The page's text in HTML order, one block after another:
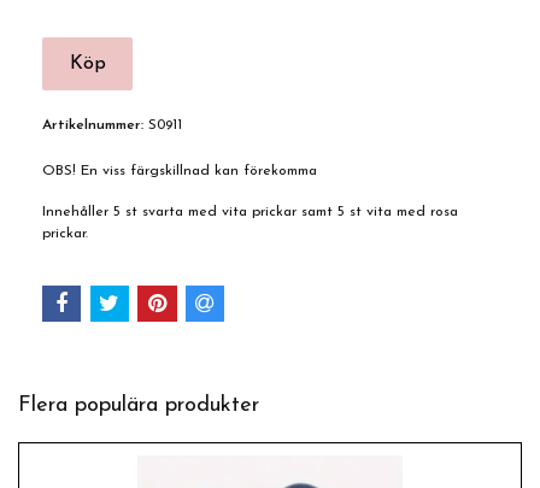
Artikelnummer: S0911
OBS! En viss färgskillnad kan förekomma
Innehåller 5 st svarta med vita prickar samt 5 st vita med rosa
prickar.
Flera populära produkter